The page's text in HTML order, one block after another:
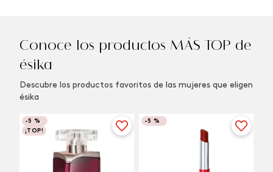
Conoce los productos MÁS TOP de
ésika
Descubre los productos favoritos de las mujeres que eligen
ésika
-5 %
¡TOP!
-5 %